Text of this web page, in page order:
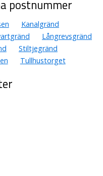
postnummer
Kanalgränd
Långrevsgränd
Stiltjegränd
Tullhustorget